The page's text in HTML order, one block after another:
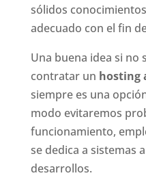
sólidos
adecuado con el fin
Una buena idea si no
contratar un hosting
siempre es una
modo evitaremos
funcionamiento,
se dedica a sistemas
desarrollos.